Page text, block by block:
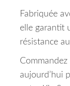
Fabriquée
elle garantit
résistance
Commandez
aujourd’hui